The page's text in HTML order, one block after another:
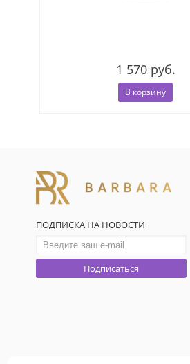
1 570 руб.
В корзину
ПОДПИСКА НА НОВОСТИ
Подписаться